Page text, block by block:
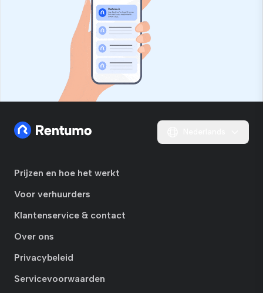
Prijzen en hoe het werkt
Voor verhuurders
Klantenservice & contact
Over ons
Privacybeleid
Servicevoorwaarden